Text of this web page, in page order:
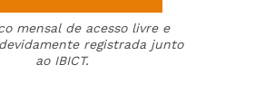
mensal de acesso livre e
registrada junto
ao IBICT.